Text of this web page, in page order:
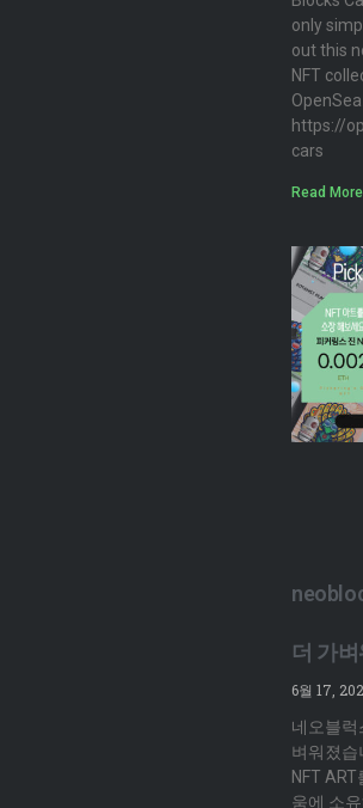
only
out this
NFT
OpenSea
https://
cars
Read
더 가
6월 17,
네오블럭
벼워졌습
NFT
움에 소